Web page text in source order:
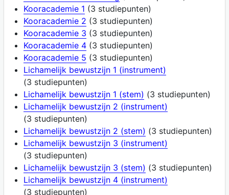
Kooracademie 1 (3 studiepunten)
Kooracademie 2 (3 studiepunten)
Kooracademie 3 (3 studiepunten)
Kooracademie 4(3 studiepunten)
Kooracademie 5 (3 studiepunten)
Lichamelijk bewustzijn 1 (instrument)
(3 studiepunten)
Lichamelijk bewustzijn 1 (stem) (3 studiepunten)
Lichamelijk bewustzijn 2 (instrument)
(3 studiepunten)
Lichamelijk bewustzijn 2 (stem) (3 studiepunten)
Lichamelijk bewustzijn 3 (instrument)
(3 studiepunten)
Lichamelijk bewustzijn 3 (stem) (3 studiepunten)
Lichamelijk bewustzijn 4 (instrument)
(3 studiepunten)